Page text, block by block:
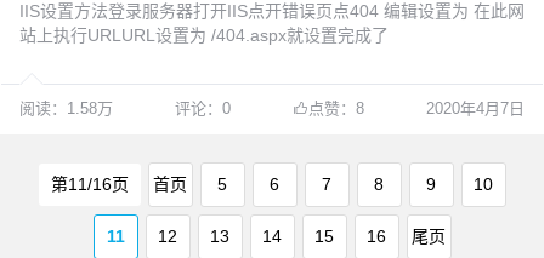
IIS设置方法登录服务器打开IIS点开错误页点404 编辑设置为 在此网
站上执行URLURL设置为 /404.aspx就设置完成了
阅读：1.58万 评论：0 点赞：8 2020年4月7日
第11/16页 首页 5 6 7 8 9 10
11 12 13 14 15 16 尾页